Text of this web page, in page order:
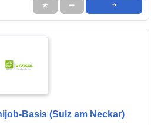
★ ➦ ➜
Basis (Sulz am Neckar)